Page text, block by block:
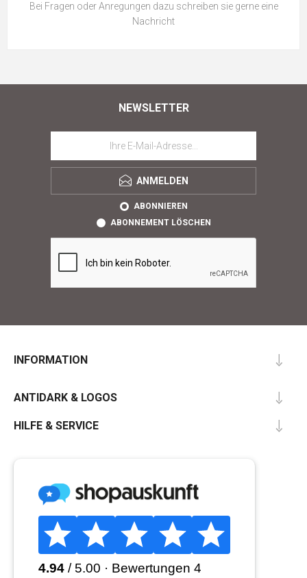
Bei Fragen oder Anregungen dazu schreiben sie gerne eine
Nachricht
NEWSLETTER
ANMELDEN
ABONNIEREN
ABONNEMENT LÖSCHEN
INFORMATION
ANTIDARK & LOGOS
HILFE & SERVICE